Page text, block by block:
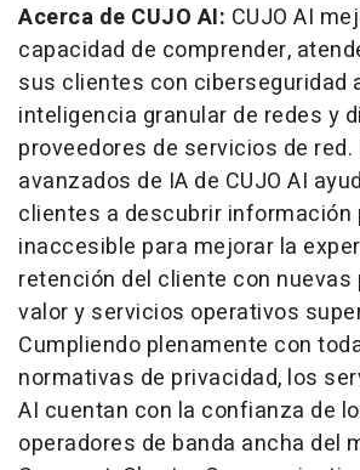
Acerca de CUJO AI: CUJO AI
capacidad de comprender,
sus clientes con ciberseguridad
inteligencia granular de redes y
proveedores de servicios de
avanzados de IA de CUJO AI
clientes a descubrir información
inaccesible para mejorar la
retención del cliente con nuevas
valor y servicios operativos
Cumpliendo plenamente con
normativas de privacidad, los
AI cuentan con la confianza de
operadores de banda ancha del